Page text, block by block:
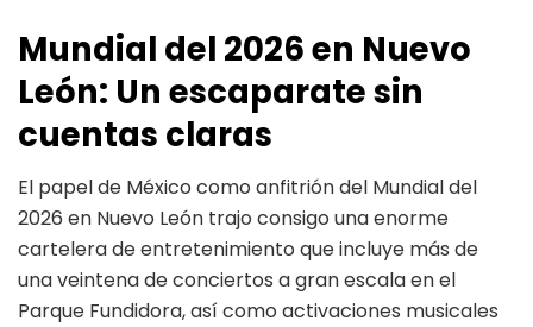
Mundial del 2026 en Nuevo
León: Un escaparate sin
cuentas claras
El papel de México como anfitrión del Mundial del
2026 en Nuevo León trajo consigo una enorme
cartelera de entretenimiento que incluye más de
una veintena de conciertos a gran escala en el
Parque Fundidora, así como activaciones musicales